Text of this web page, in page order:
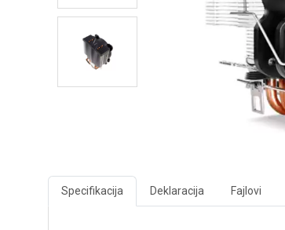
Specifikacija Deklaracija Fajlovi